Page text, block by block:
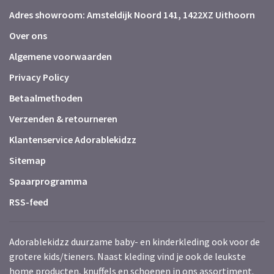
Adres showroom: Amsteldijk Noord 141, 1422XZ Uithoorn
Over ons
Algemene voorwaarden
Privacy Policy
Betaalmethoden
Verzenden & retourneren
Klantenservice Adorablekidzz
Sitemap
Spaarprogramma
RSS-feed
Adorablekidzz duurzame baby- en kinderkleding ook voor de
grotere kids/tieners. Naast kleding vind je ook de leukste
home producten, knuffels en schoenen in ons assortiment.